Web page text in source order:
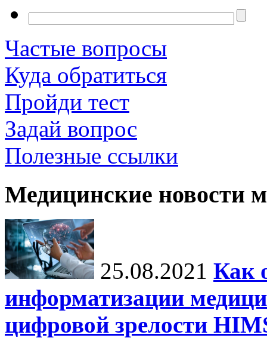
Частые вопросы
Куда обратиться
Пройди тест
Задай вопрос
Полезные ссылки
Медицинские новости
25.08.2021 Как
информатизации
цифровой зрелости